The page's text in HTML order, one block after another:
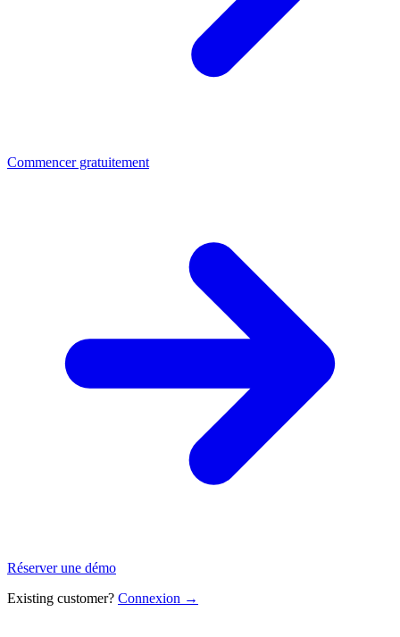
Commencer gratuitement
Réserver une démo
Existing customer? Connexion →